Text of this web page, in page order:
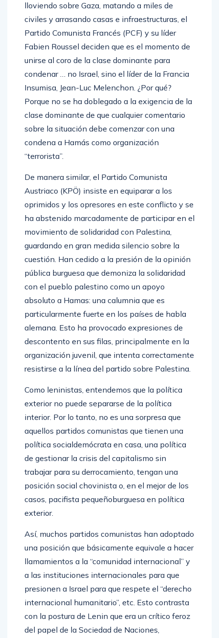
lloviendo sobre Gaza, matando a miles de
civiles y arrasando casas e infraestructuras, el
Partido Comunista Francés (PCF) y su líder
Fabien Roussel deciden que es el momento de
unirse al coro de la clase dominante para
condenar … no Israel, sino el líder de la Francia
Insumisa, Jean-Luc Melenchon. ¿Por qué?
Porque no se ha doblegado a la exigencia de la
clase dominante de que cualquier comentario
sobre la situación debe comenzar con una
condena a Hamás como organización
“terrorista”.
De manera similar, el Partido Comunista
Austriaco (‎KPÖ) insiste en equiparar a los
oprimidos y los opresores en este conflicto y se
ha abstenido marcadamente de participar en el
movimiento de solidaridad con Palestina,
guardando en gran medida silencio sobre la
cuestión. Han cedido a la presión de la opinión
pública burguesa que demoniza la solidaridad
con el pueblo palestino como un apoyo
absoluto a Hamas: una calumnia que es
particularmente fuerte en los países de habla
alemana. Esto ha provocado expresiones de
descontento en sus filas, principalmente en la
organización juvenil, que intenta correctamente
resistirse a la línea del partido sobre Palestina.
Como leninistas, entendemos que la política
exterior no puede separarse de la política
interior. Por lo tanto, no es una sorpresa que
aquellos partidos comunistas que tienen una
política socialdemócrata en casa, una política
de gestionar la crisis del capitalismo sin
trabajar para su derrocamiento, tengan una
posición social chovinista o, en el mejor de los
casos, pacifista pequeñoburguesa en política
exterior.
Así, muchos partidos comunistas han adoptado
una posición que básicamente equivale a hacer
llamamientos a la “comunidad internacional” y
a las instituciones internacionales para que
presionen a Israel para que respete el “derecho
internacional humanitario”, etc. Esto contrasta
con la postura de Lenin que era un crítico feroz
del papel de la Sociedad de Naciones,